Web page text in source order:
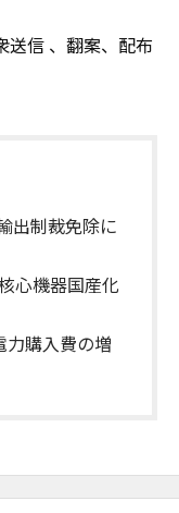
送信 、翻案、配布
出制裁免除に
心機器国産化
力購入費の増